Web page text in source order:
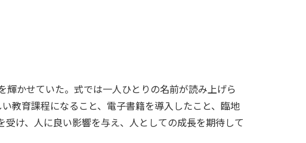
かせていた。式では一人ひとりの名前が読み上げら
教育課程になること、電子書籍を導入したこと、臨地
け、人に良い影響を与え、人としての成長を期待して